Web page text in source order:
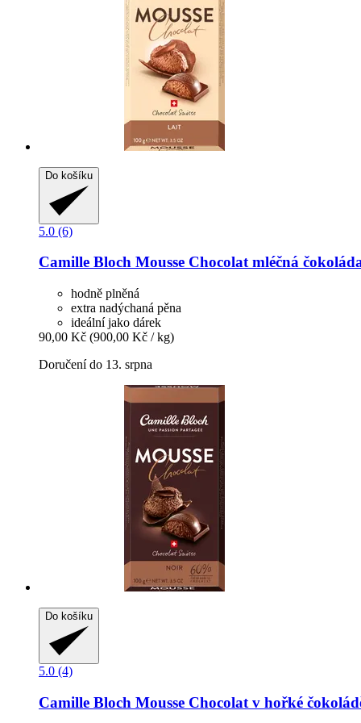
Do košíku
5.0 (6)
Camille Bloch Mousse Chocolat mléčná
hodně plněná
extra nadýchaná pěna
ideální jako dárek
90,00 Kč (900,00 Kč / kg)
Doručení do 13. srpna
Do košíku
5.0 (4)
Camille Bloch Mousse Chocolat v hořké